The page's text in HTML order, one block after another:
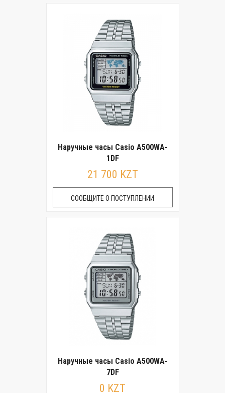
Наручные часы Casio A500WA-
1DF
21 700 KZT
СООБЩИТЕ О ПОСТУПЛЕНИИ
Наручные часы Casio A500WA-
7DF
0 KZT